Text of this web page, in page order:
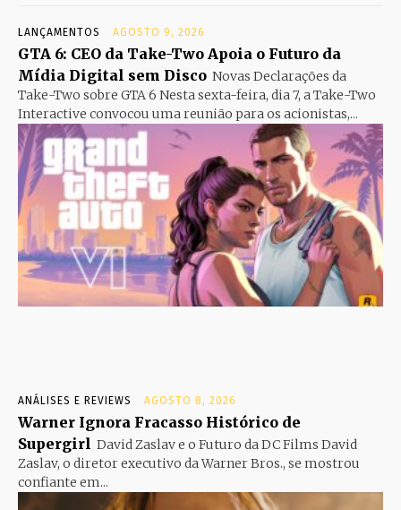
LANÇAMENTOS AGOSTO 9, 2026
GTA 6: CEO da Take-Two Apoia o Futuro da
Mídia Digital sem Disco Novas Declarações da
Take-Two sobre GTA 6 Nesta sexta-feira, dia 7, a Take-Two
Interactive convocou uma reunião para os acionistas,...
ANÁLISES E REVIEWS AGOSTO 8, 2026
Warner Ignora Fracasso Histórico de
Supergirl David Zaslav e o Futuro da DC Films David
Zaslav, o diretor executivo da Warner Bros., se mostrou
confiante em...